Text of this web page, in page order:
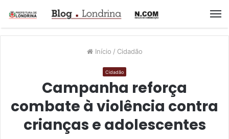
Início / Cidadão
Cidadão
Campanha reforça
combate à violência contra
crianças e adolescentes